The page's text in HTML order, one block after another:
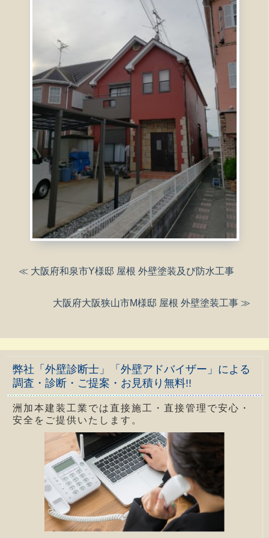
≪ 大阪府和泉市Y様邸 屋根 外壁塗装及び防水工事
大阪府大阪狭山市M様邸 屋根 外壁塗装工事 ≫
弊社「外壁診断士」「外壁アドバイザー」による
調査・診断・ご提案・お見積り無料!!
洲加本建装工業では直接施工・直接管理で安心・
安全をご提供いたします。